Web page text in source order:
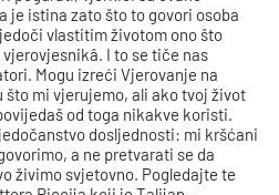
je istina zato što to govori osoba
vlastitim životom ono što
I to se tiče nas
Mogu izreći Vjerovanje na
što mi vjerujemo, ali ako tvoj život
od toga nikakve koristi.
dosljednosti: mi kršćani
a ne pretvarati se da
živimo svjetovno. Pogledajte te